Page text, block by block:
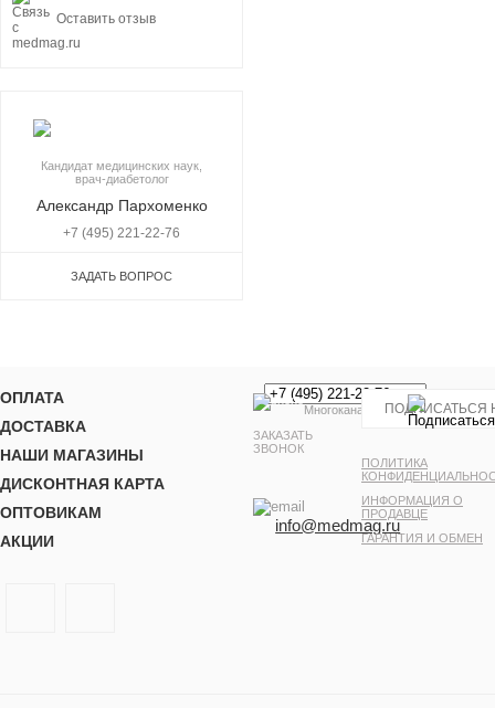
Оставить отзыв
Кандидат медицинских наук,
врач-диабетолог
Александр Пархоменко
+7 (495) 221-22-76
ЗАДАТЬ ВОПРОС
ОПЛАТА
ДОСТАВКА
НАШИ МАГАЗИНЫ
ДИСКОНТНАЯ КАРТА
ОПТОВИКАМ
АКЦИИ
Многоканальный
ЗАКАЗАТЬ
ЗВОНОК
info@medmag.ru
ПОЛИТИКА
ИНФОРМАЦИЯ О
ПРОДАВЦЕ
ГАРАНТИЯ И ОБМЕН